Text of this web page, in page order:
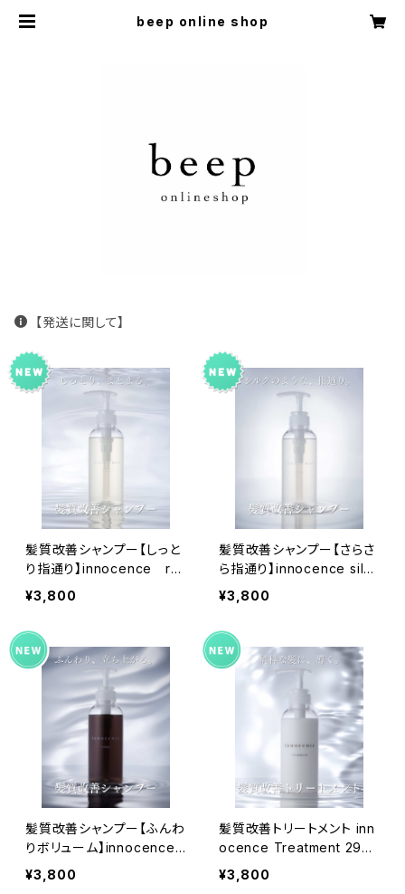
beep online shop
【発送に関して】
髪質改善シャンプー【しっと
り指通り】innocence re
pair 300ml
¥3,800
髪質改善シャンプー【さらさ
ら指通り】innocence silky
300ml
¥3,800
髪質改善シャンプー【ふんわ
りボリューム】innocence
volume 300ml
¥3,800
髪質改善トリートメント inn
ocence Treatment 290
ml
¥3,800